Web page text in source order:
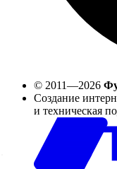
© 2011—2026
Создание
и техническая